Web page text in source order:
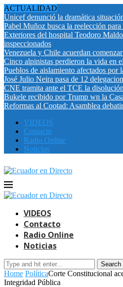
ACTUALIDAD
Unicef denunció la dramática
Pabel Muñoz busca la reelección
Exteriores del hospital Teodoro
inspeccionados
Venezuela y Chile acuerdan
Cinco alpinistas perdieron la vida en
Pueblos de aislamiento afectados por
José Julio Neira pasa de 12
CNE tramita ante el TCE la
Bukele recibido por Trump wn la
Reformas al Cootad: Asamblea
VIDEOS
Contacto
Radio Online
Noticias
VIDEOS
Contacto
Radio Online
Noticias
Search
Home PolíticaCorte Constitucional
Integridad Pública